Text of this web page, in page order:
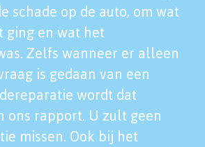
schade op de auto, om wat
ging en wat het
Zelfs wanneer er alleen
is gedaan van een
wordt dat
ons rapport. U zult geen
missen. Ook bij het